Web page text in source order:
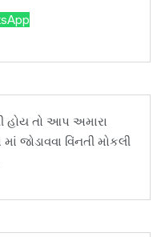
હોય તો આપ અમારા
જોડાવવા વિંનતી મોકલી